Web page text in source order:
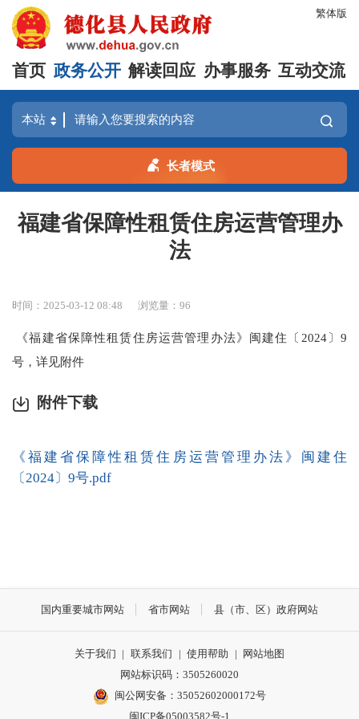
繁体版
首页 政务公开 解读回应 办事服务 互动交流
长者模式
福建省保障性租赁住房运营管理办
法
时间：2025-03-12 08:48 浏览量：96
《福建省保障性租赁住房运营管理办法》闽建住〔2024〕9
号，详见附件
附件下载
《福建省保障性租赁住房运营管理办法》闽建住
〔2024〕9号.pdf
国内重要城市网站 省市网站 县（市、区）政府网站
关于我们 | 联系我们 | 使用帮助 |
网站地图
网站标识码：3505260020
闽公网安备：35052602000172号
闽ICP备05003582号-1